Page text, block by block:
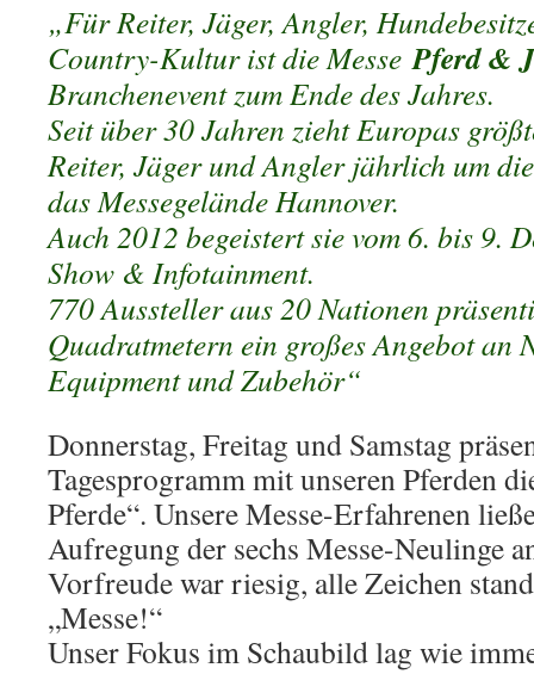
„Für Reiter, Jäger, Angler,
Country-Kultur ist die MessePferd &
Branchenevent zum Ende des Jahres.
Seit über 30 Jahren zieht Europas
Reiter, Jäger und Angler jährlich um
das Messegelände Hannover.
Auch 2012 begeistert sie vom 6. bis 9.
Show & Infotainment.
770 Aussteller aus 20 Nationen
Quadratmetern ein großes Angebot an
Equipment und Zubehör“
Donnerstag, Freitag und Samstag
Tagesprogramm mit unseren Pferden
Pferde“. Unsere Messe-Erfahrenen
Aufregung der sechs Messe-Neulinge
Vorfreude war riesig, alle Zeichen
„Messe!“
Unser Fokus im Schaubild lag wie